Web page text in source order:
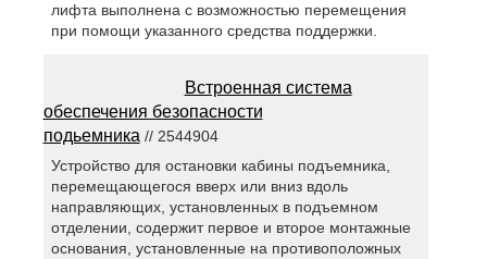
лифта выполнена с возможностью перемещения
при помощи указанного средства поддержки.
Встроенная система
обеспечения безопасности
подьемника // 2544904
Устройство для остановки кабины подъемника,
перемещающегося вверх или вниз вдоль
направляющих, установленных в подъемном
отделении, содержит первое и второе монтажные
основания, установленные на противоположных